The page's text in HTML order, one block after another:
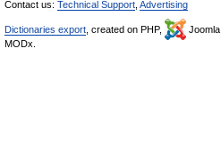
Contact us: Technical Support Advertising
Dictionaries export , created on PHP, Joomla,
MODx.